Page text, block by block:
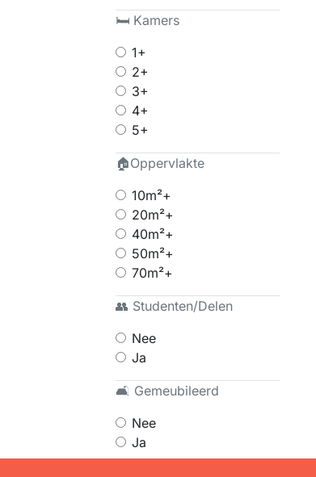
🛏 Kamers
1+
2+
3+
4+
5+
🏠Oppervlakte
10m²+
20m²+
40m²+
50m²+
70m²+
👥 Studenten/Delen
Nee
Ja
🛋 Gemeubileerd
Nee
Ja